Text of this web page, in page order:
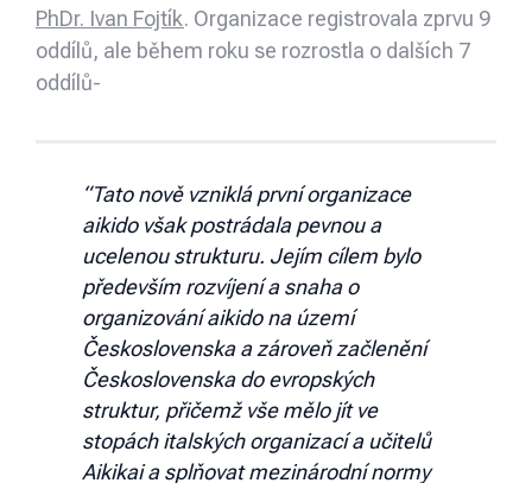
PhDr. Ivan Fojtík. Organizace registrovala zprvu 9
oddílů, ale během roku se rozrostla o dalších 7
oddílů-
“Tato nově vzniklá první organizace
aikido však postrádala pevnou a
ucelenou strukturu. Jejím cílem bylo
především rozvíjení a snaha o
organizování aikido na území
Československa a zároveň začlenění
Československa do evropských
struktur, přičemž vše mělo jít ve
stopách italských organizací a učitelů
Aikikai a splňovat mezinárodní normy